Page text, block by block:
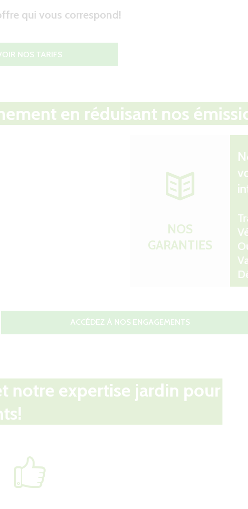
qui vous correspond!
NOS TARIFS
en réduisant nos
NOS
GARANTIES
ACCÉDEZ À NOS ENGAGEMENTS
notre expertise jardin pour